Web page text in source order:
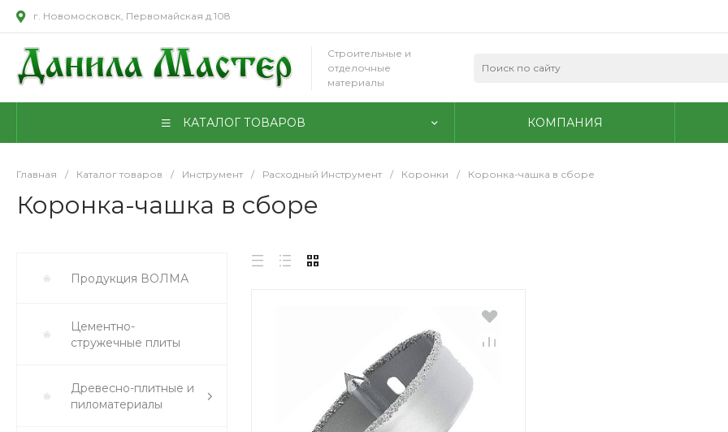
г. Новомосковск, Первомайская д.108
Строительные и
отделочные
материалы
КАТАЛОГ ТОВАРОВ КОМПАНИЯ
Главная / Каталог товаров / Инструмент / Расходный Инструмент / Коронки / Коронка-чашка в сборе
Коронка-чашка в сборе
Продукция ВОЛМА
Цементно-
стружечные плиты
Древесно-плитные и
пиломатериалы